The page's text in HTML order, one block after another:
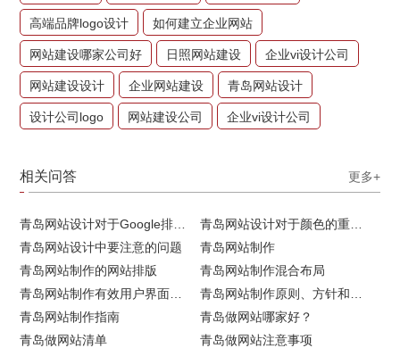
高端品牌logo设计 如何建立企业网站
网站建设哪家公司好 日照网站建设 企业vi设计公司
网站建设设计 企业网站建设 青岛网站设计
设计公司logo 网站建设公司 企业vi设计公司
相关问答 更多+
青岛网站设计中要注意的问题
青岛网站制作
青岛网站制作的网站排版
青岛网站制作混合布局
青岛网站制作指南
青岛做网站哪家好？
青岛做网站清单
青岛做网站注意事项